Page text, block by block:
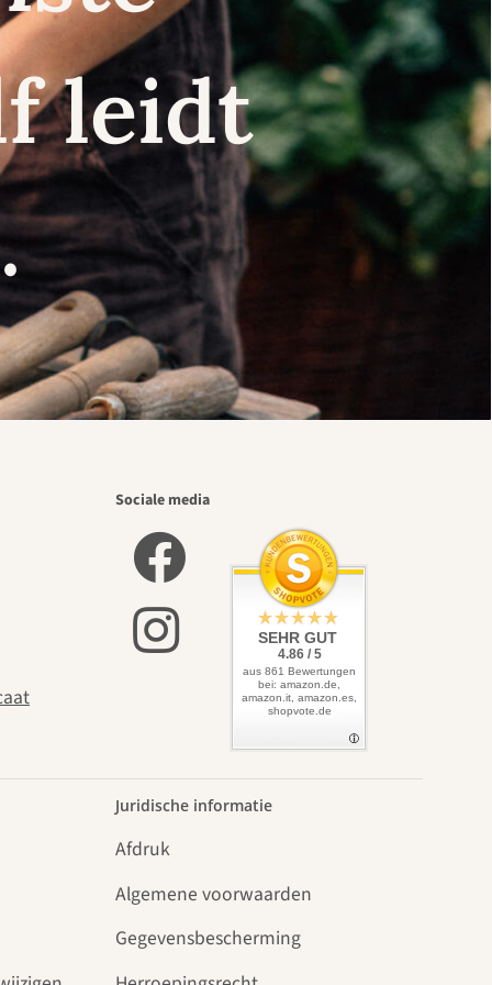
leidt
Sociale media
SEHR GUT
4.86 / 5
aus 861 Bewertungen
bei: amazon.de,
amazon.it, amazon.es,
shopvote.de
Juridische informatie
Afdruk
Algemene voorwaarden
Gegevensbescherming